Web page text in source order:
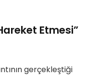
Etmesi”
gerçekleştiği